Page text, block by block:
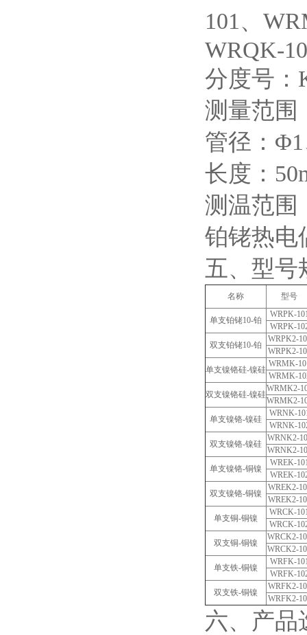
101、
WRQK-
分度号：
测量范围
管径：
长度：
测温范围
铂铑热电
五、型号
名称 型号
单支铂铑10-铂
WRPK-
WRPK-
双支铂铑10-铂
WRPK2-
WRPK2-
单支镍铬硅-镍硅
WRMK-
WRMK-
双支镍铬硅-镍硅
WRMK2-
WRMK2-
单支镍铬-镍硅
WRNK-
WRNK-
双支镍铬-镍硅
WRNK2-
WRNK2-
单支镍铬-铜镍
WREK-
WREK-
双支镍铬-铜镍
WREK2-
WREK2-
单支铜-铜镍
WRCK-
WRCK-
双支铜-铜镍
WRCK2-
WRCK2-
单支铁-铜镍
WRFK-
WRFK-
双支铁-铜镍
WRFK2-
WRFK2-
六、产品